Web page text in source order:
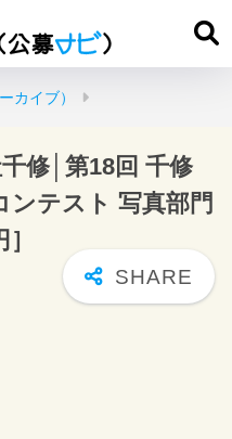
カイブ）
修│第18回 千修
テスト 写真部門